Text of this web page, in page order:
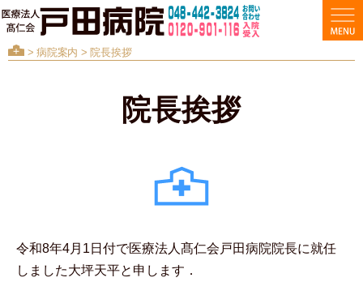
>病院案内 > 院長挨拶
院長挨拶
令和8年4月1日付で医療法人髙仁会戸田病院院長に就任
しました大坪天平と申します．